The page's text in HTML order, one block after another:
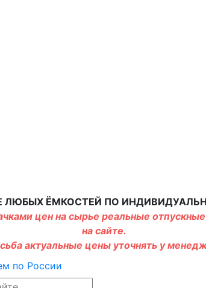
ЛЮБЫХ ЁМКОСТЕЙ ПО
цен на сырье реальные
на сайте.
актуальные цены уточнять у